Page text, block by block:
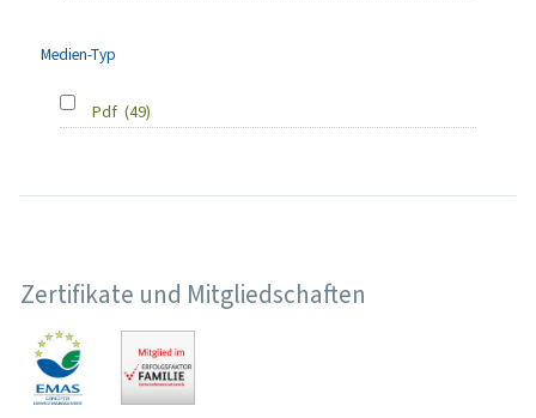
Medien-Typ
Pdf (49)
Zertifikate und Mitgliedschaften